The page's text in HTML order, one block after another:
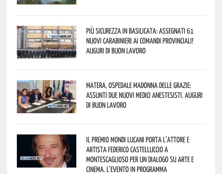
Più sicurezza in Basilicata: assegnati 61
nuovi Carabinieri ai Comandi provinciali!
Auguri di buon lavoro
Matera, Ospedale Madonna delle Grazie:
assunti due nuovi medici anestesisti. Auguri
di buon lavoro
Il Premio Mondi Lucani porta l’attore e
artista Federico Castelluccio a
Montescaglioso per un dialogo su arte e
cinema. L’evento in programma